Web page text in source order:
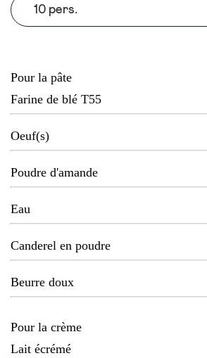
10 pers.
Pour la pâte
Farine de blé T55
Oeuf(s)
Poudre d'amande
Eau
Canderel en poudre
Beurre doux
Pour la crème
Lait écrémé